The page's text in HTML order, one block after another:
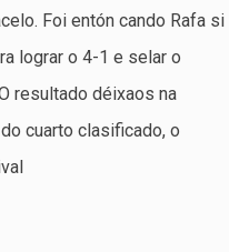
Foi entón cando Rafa si
lograr o 4-1 e selar o
resultado déixaos na
cuarto clasificado, o